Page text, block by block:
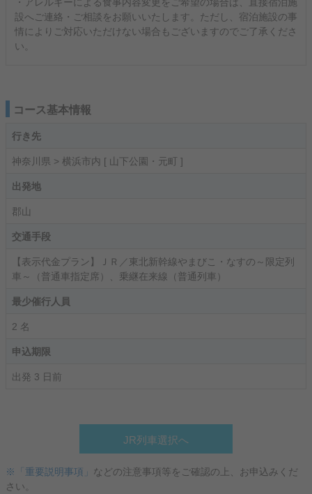
設へご連絡・ご相談をお願いいたします。ただし、宿泊施設の事
情によりご対応いただけない場合もございますのでご了承くださ
い。
コース基本情報
行き先
神奈川県 > 横浜市内 [ 山下公園・元町 ]
出発地
郡山
交通手段
【表示代金プラン】ＪＲ／東北新幹線やまびこ・なすの～限定列
車～（普通車指定席）、乗継在来線（普通列車）
最少催行人員
2 名
申込期限
出発 3 日前
JR列車選択へ
※「重要説明事項」 などの注意事項等をご確認の上、お申込みくだ
さい。